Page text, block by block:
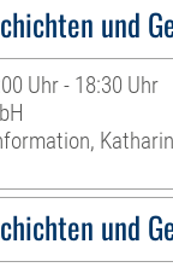
und
Uhr - 18:30 Uhr
und